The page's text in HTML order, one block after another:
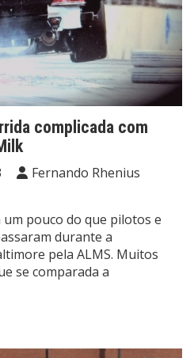
complicada com
Fernando Rhenius
pouco do que pilotos e
durante a
pela ALMS. Muitos
se comparada a